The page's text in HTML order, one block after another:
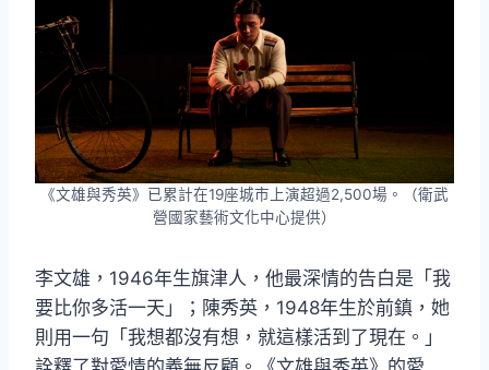
《文雄與秀英》已累計在19座城市上演超過2,500場。（衛武
營國家藝術文化中心提供）
李文雄，1946年生旗津人，他最深情的告白是「我
要比你多活一天」；陳秀英，1948年生於前鎮，她
則用一句「我想都沒有想，就這樣活到了現在。」